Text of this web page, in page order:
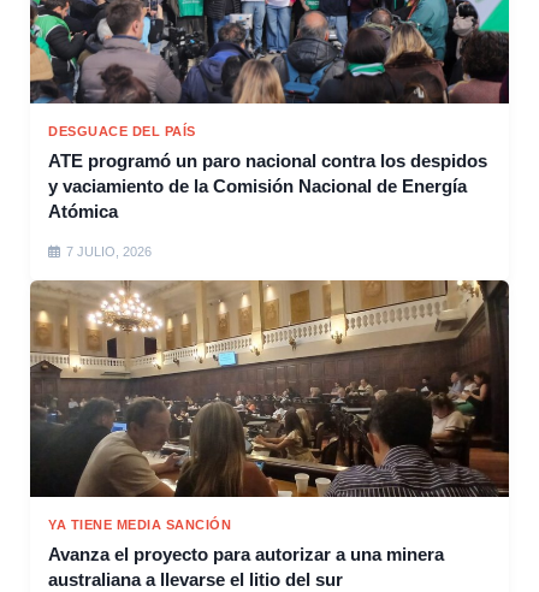
DESGUACE DEL PAÍS
ATE programó un paro nacional contra los despidos
y vaciamiento de la Comisión Nacional de Energía
Atómica
7 JULIO, 2026
YA TIENE MEDIA SANCIÓN
Avanza el proyecto para autorizar a una minera
australiana a llevarse el litio del sur